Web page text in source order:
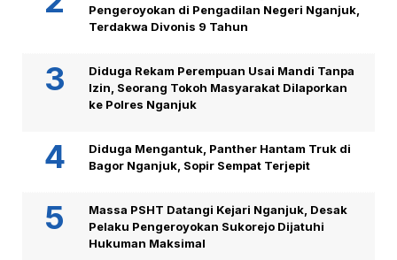
Pengeroyokan di Pengadilan Negeri Nganjuk,
Terdakwa Divonis 9 Tahun
Diduga Rekam Perempuan Usai Mandi Tanpa
Izin, Seorang Tokoh Masyarakat Dilaporkan
ke Polres Nganjuk
Diduga Mengantuk, Panther Hantam Truk di
Bagor Nganjuk, Sopir Sempat Terjepit
Massa PSHT Datangi Kejari Nganjuk, Desak
Pelaku Pengeroyokan Sukorejo Dijatuhi
Hukuman Maksimal